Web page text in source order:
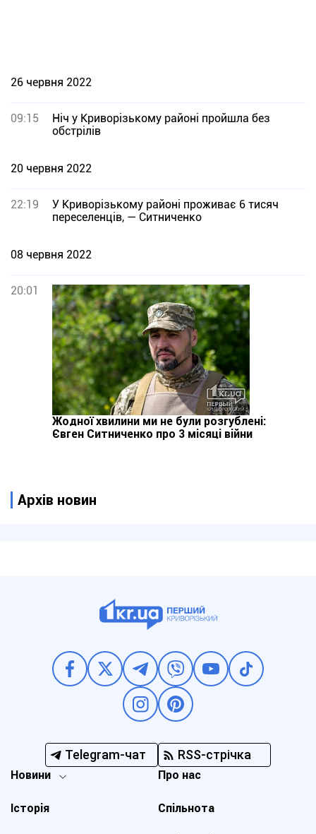
26 червня 2022
09:15
Ніч у Криворізькому районі пройшла без
обстрілів
20 червня 2022
22:19
У Криворізькому районі проживає 6 тисяч
переселенців, — Ситниченко
08 червня 2022
20:01
Жодної хвилини ми не були розгублені:
Євген Ситниченко про 3 місяці війни
Архів новин
Telegram-чат RSS-стрічка
Новини
Історія
Про нас
Спільнота